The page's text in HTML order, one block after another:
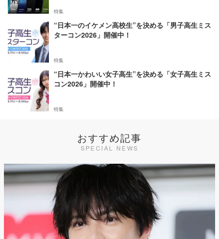
特集
“日本一のイケメン高校生”を決める「男子高生ミス
ターコン2026」開催中！
特集
“日本一かわいい女子高生”を決める「女子高生ミス
コン2026」開催中！
特集
おすすめ記事
SPECIAL NEWS